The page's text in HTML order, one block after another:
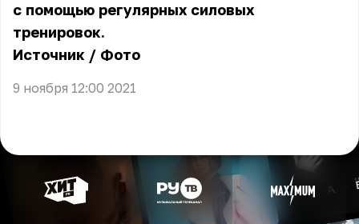
с помощью регулярных силовых
тренировок.
Источник / Фото
9 ноября 12:00 2021